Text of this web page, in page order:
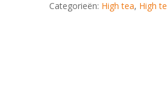
Categorieën: High tea, High